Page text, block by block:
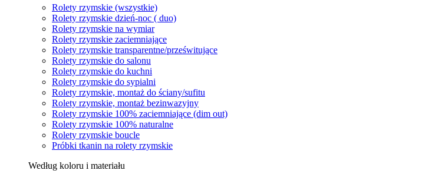
Rolety rzymskie (wszystkie)
Rolety rzymskie dzień-noc ( duo)
Rolety rzymskie na wymiar
Rolety rzymskie zaciemniające
Rolety rzymskie transparentne/prześwitujące
Rolety rzymskie do salonu
Rolety rzymskie do kuchni
Rolety rzymskie do sypialni
Rolety rzymskie, montaż do ściany/sufitu
Rolety rzymskie, montaż bezinwazyjny
Rolety rzymskie 100% zaciemniające (dim out)
Rolety rzymskie 100% naturalne
Rolety rzymskie boucle
Próbki tkanin na rolety rzymskie
Według koloru i materiału